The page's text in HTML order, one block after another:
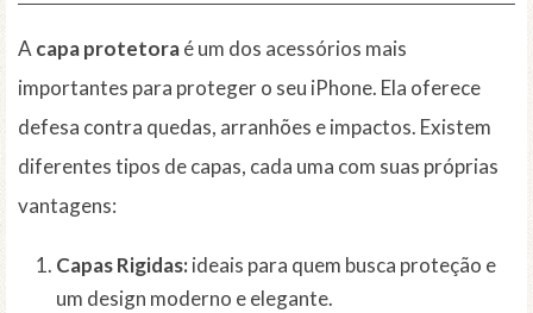
A capa protetoraé um dos acessórios mais
importantes para proteger o seu iPhone. Ela oferece
defesa contra quedas, arranhões e impactos. Existem
diferentes tipos de capas, cada uma com suas próprias
vantagens:
Capas Rigidas:ideais para quem busca proteção e
um design moderno e elegante.